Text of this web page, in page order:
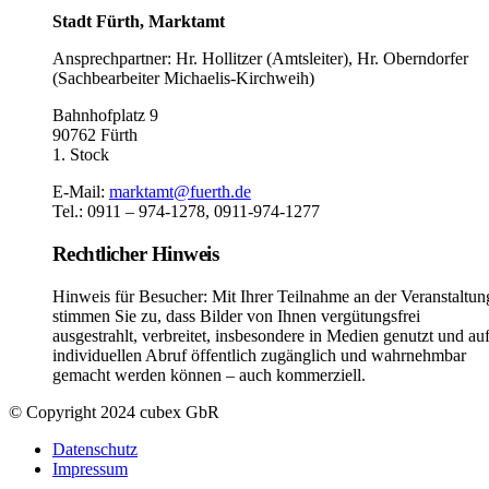
Stadt Fürth, Marktamt
Ansprechpartner: Hr. Hollitzer (Amtsleiter), Hr. Oberndorfer
(Sachbearbeiter Michaelis-Kirchweih)
Bahnhofplatz 9
90762 Fürth
1. Stock
E-Mail: marktamt@fuerth.de
Tel.: 0911 – 974-1278, 0911-974-1277
Rechtlicher Hinweis
Hinweis für Besucher: Mit Ihrer Teilnahme an der
stimmen Sie zu, dass Bilder von Ihnen vergütungsfrei
ausgestrahlt, verbreitet, insbesondere in Medien genutzt und auf
individuellen Abruf öffentlich zugänglich und wahrnehmbar
gemacht werden können – auch kommerziell.
© Copyright 2024 cubex GbR
Datenschutz
Impressum